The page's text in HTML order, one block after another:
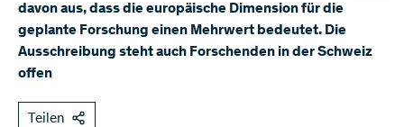
davon aus, dass die europäische Dimension für die
geplante Forschung einen Mehrwert bedeutet. Die
Ausschreibung steht auch Forschenden in der Schweiz
offen
Teilen